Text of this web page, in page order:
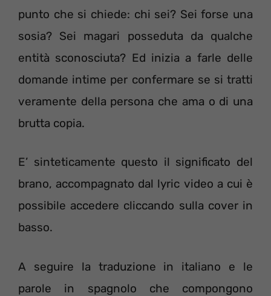
punto che si chiede: chi sei? Sei forse una
sosia? Sei magari posseduta da qualche
entità sconosciuta? Ed inizia a farle delle
domande intime per confermare se si tratti
veramente della persona che ama o di una
brutta copia.
E’ sinteticamente questo il significato del
brano, accompagnato dal lyric video a cui è
possibile accedere cliccando sulla cover in
basso.
A seguire la traduzione in italiano e le
parole in spagnolo che compongono